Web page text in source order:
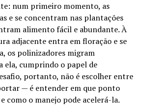
num primeiro momento, as
e se concentram nas plantações
alimento fácil e abundante. À
adjacente entra em floração e se
os polinizadores migram
ela, cumprindo o papel de
portanto, não é escolher entre
— é entender em que ponto
como o manejo pode acelerá-la.